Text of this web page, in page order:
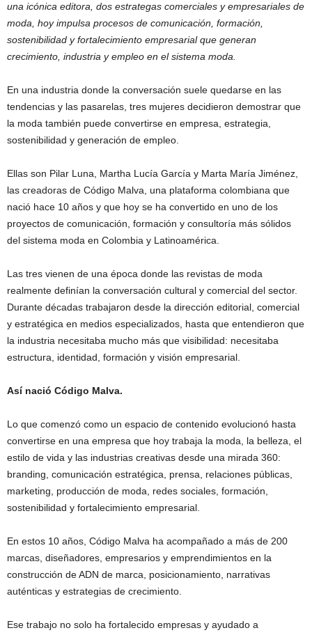
una icónica editora, dos estrategas comerciales y empresariales de
moda, hoy impulsa procesos de comunicación, formación,
sostenibilidad y fortalecimiento empresarial que generan
crecimiento, industria y empleo en el sistema moda.
En una industria donde la conversación suele quedarse en las
tendencias y las pasarelas, tres mujeres decidieron demostrar que
la moda también puede convertirse en empresa, estrategia,
sostenibilidad y generación de empleo.
Ellas son Pilar Luna, Martha Lucía García y Marta María Jiménez,
las creadoras de Código Malva, una plataforma colombiana que
nació hace 10 años y que hoy se ha convertido en uno de los
proyectos de comunicación, formación y consultoría más sólidos
del sistema moda en Colombia y Latinoamérica.
Las tres vienen de una época donde las revistas de moda
realmente definían la conversación cultural y comercial del sector.
Durante décadas trabajaron desde la dirección editorial, comercial
y estratégica en medios especializados, hasta que entendieron que
la industria necesitaba mucho más que visibilidad: necesitaba
estructura, identidad, formación y visión empresarial.
Así nació Código Malva.
Lo que comenzó como un espacio de contenido evolucionó hasta
convertirse en una empresa que hoy trabaja la moda, la belleza, el
estilo de vida y las industrias creativas desde una mirada 360:
branding, comunicación estratégica, prensa, relaciones públicas,
marketing, producción de moda, redes sociales, formación,
sostenibilidad y fortalecimiento empresarial.
En estos 10 años, Código Malva ha acompañado a más de 200
marcas, diseñadores, empresarios y emprendimientos en la
construcción de ADN de marca, posicionamiento, narrativas
auténticas y estrategias de crecimiento.
Ese trabajo no solo ha fortalecido empresas y ayudado a